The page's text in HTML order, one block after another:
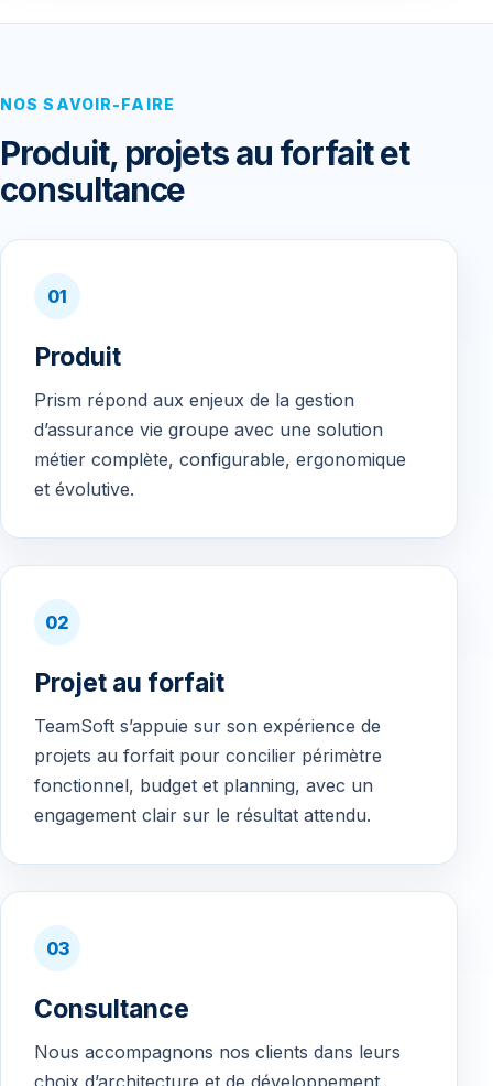
NOS SAVOIR-FAIRE
Produit, projets au forfait et
consultance
01
Produit
Prism répond aux enjeux de la gestion
d’assurance vie groupe avec une solution
métier complète, configurable, ergonomique
et évolutive.
02
Projet au forfait
TeamSoft s’appuie sur son expérience de
projets au forfait pour concilier périmètre
fonctionnel, budget et planning, avec un
engagement clair sur le résultat attendu.
03
Consultance
Nous accompagnons nos clients dans leurs
choix d’architecture et de développement,